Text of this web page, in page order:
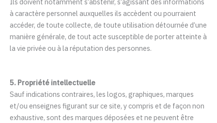
à caractère personnel auxquelles ils accèdent ou pourraient
accéder, de toute collecte, de toute utilisation détournée d’une
manière générale, de tout acte susceptible de porter atteinte à
la vie privée ou à la réputation des personnes.
5. Propriété intellectuelle
Sauf indications contraires, les logos, graphiques, marques
et/ou enseignes figurant sur ce site, y compris et de façon non
exhaustive, sont des marques déposées et ne peuvent être